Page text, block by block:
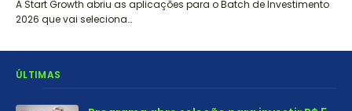
A Start Growth abriu as aplicações para o Batch de Investimento
2026 que vai seleciona…
ÚLTIMAS